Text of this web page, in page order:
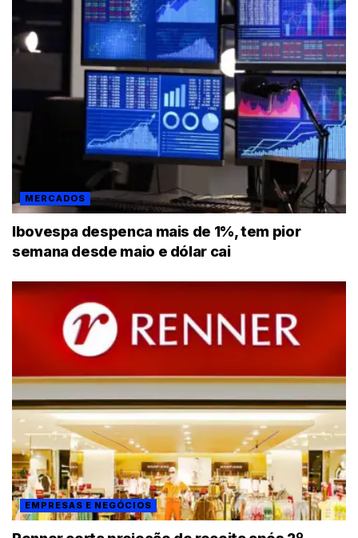
MERCADOS
Ibovespa despenca mais de 1%, tem pior
semana desde maio e dólar cai
EMPRESAS E NEGÓCIOS